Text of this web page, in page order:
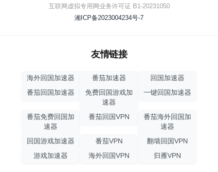
互联网虚拟专用网业务许可证 B1-20231050
湘ICP备2023004234号-7
友情链接
海外回国加速器 番茄加速器
回国加速器
番茄回国加速器
免费回国游戏加
速器
一键回国加速器
番茄免费回国加
速器
番茄回国VPN
番茄海外回国加
速器
回国游戏加速器
番茄VPN
翻墙回国VPN
游戏加速器
海外回国VPN 归雁VPN